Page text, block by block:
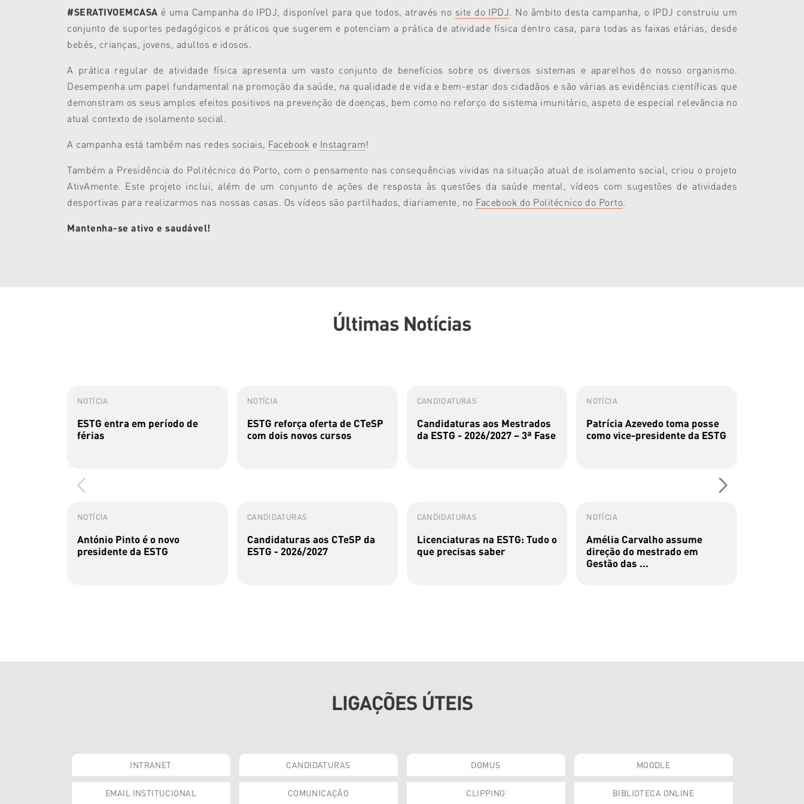
#SERATIVOEMCASA é uma Campanha do IPDJ, disponível para que todos, através no site do IPDJ. No âmbito desta campanha, o IPDJ construiu um
conjunto de suportes pedagógicos e práticos que sugerem e potenciam a prática de atividade física dentro casa, para todas as faixas etárias, desde
bebés, crianças, jovens, adultos e idosos.
A prática regular de atividade física apresenta um vasto conjunto de benefícios sobre os diversos sistemas e aparelhos do nosso organismo.
Desempenha um papel fundamental na promoção da saúde, na qualidade de vida e bem-estar dos cidadãos e são várias as evidências científicas que
demonstram os seus amplos efeitos positivos na prevenção de doenças, bem como no reforço do sistema imunitário, aspeto de especial relevância no
atual contexto de isolamento social.
A campanha está também nas redes sociais, Facebook e Instagram!
Também a Presidência do Politécnico do Porto, com o pensamento nas consequências vividas na situação atual de isolamento social, criou o projeto
AtivAmente. Este projeto inclui, além de um conjunto de ações de resposta às questões da saúde mental, vídeos com sugestões de atividades
desportivas para realizarmos nas nossas casas. Os vídeos são partilhados, diariamente, no Facebook do Politécnico do Porto.
Mantenha-se ativo e saudável!
Últimas Notícias
NOTÍCIA
ESTG entra em período de
férias
NOTÍCIA
ESTG reforça oferta de CTeSP
com dois novos cursos
CANDIDATURAS
Candidaturas aos Mestrados
da ESTG - 2026/2027 – 3ª Fase
NOTÍCIA
Patrícia Azevedo toma posse
como vice-presidente da ESTG
NOTÍCIA
António Pinto é o novo
presidente da ESTG
CANDIDATURAS
Candidaturas aos CTeSP da
ESTG - 2026/2027
CANDIDATURAS
Licenciaturas na ESTG: Tudo o
que precisas saber
NOTÍCIA
Amélia Carvalho assume
direção do mestrado em
Gestão das ...
LIGAÇÕES ÚTEIS
INTRANET CANDIDATURAS DOMUS MOODLE
EMAIL INSTITUCIONAL COMUNICAÇÃO CLIPPING BIBLIOTECA ONLINE